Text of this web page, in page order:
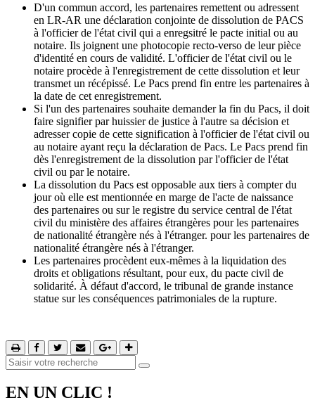
D'un commun accord, les partenaires remettent ou adressent
en LR-AR une déclaration conjointe de dissolution de PACS
à l'officier de l'état civil qui a enregsitré le pacte initial ou au
notaire. Ils joignent une photocopie recto-verso de leur pièce
d'identité en cours de validité. L'officier de l'état civil ou le
notaire procède à l'enregistrement de cette dissolution et leur
transmet un récépissé. Le Pacs prend fin entre les partenaires à
la date de cet enregistrement.
Si l'un des partenaires souhaite demander la fin du Pacs, il doit
faire signifier par huissier de justice à l'autre sa décision et
adresser copie de cette signification à l'officier de l'état civil ou
au notaire ayant reçu la déclaration de Pacs. Le Pacs prend fin
dès l'enregistrement de la dissolution par l'officier de l'état
civil ou par le notaire.
La dissolution du Pacs est opposable aux tiers à compter du
jour où elle est mentionnée en marge de l'acte de naissance
des partenaires ou sur le registre du service central de l'état
civil du ministère des affaires étrangères pour les partenaires
de nationalité étrangère nés à l'étranger. pour les partenaires de
nationalité étrangère nés à l'étranger.
Les partenaires procèdent eux-mêmes à la liquidation des
droits et obligations résultant, pour eux, du pacte civil de
solidarité. À défaut d'accord, le tribunal de grande instance
statue sur les conséquences patrimoniales de la rupture.
EN UN CLIC !